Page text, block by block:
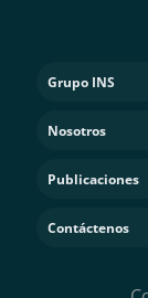
Grupo INS
Nosotros
Publicaciones
Contáctenos